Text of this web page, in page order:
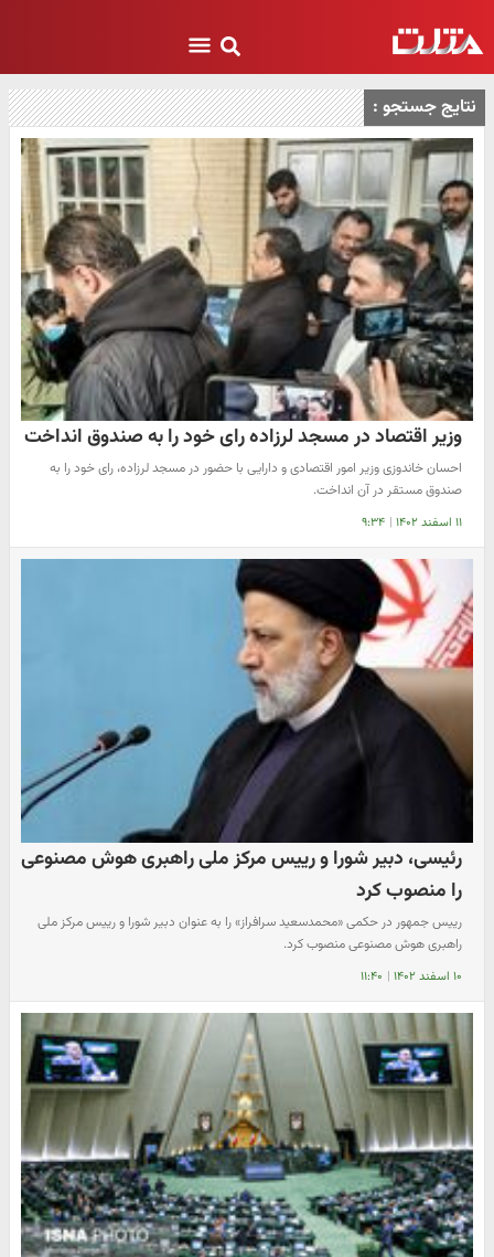
نتایج جستجو :
وزیر اقتصاد در مسجد لرزاده رای خود را به صندوق انداخت
احسان خاندوزی وزیر امور اقتصادی و دارایی با حضور در مسجد لرزاده، رای خود را به
صندوق مستقر در آن انداخت.
۱۱ اسفند ۱۴۰۲ | ۹:۳۴
رئیسی، دبیر شورا و رییس مرکز ملی راهبری هوش مصنوعی
را منصوب کرد
رییس جمهور در حکمی «محمدسعید سرافراز» را به عنوان دبیر شورا و رییس مرکز ملی
راهبری هوش مصنوعی منصوب کرد.
۱۰ اسفند ۱۴۰۲ | ۱۱:۴۰